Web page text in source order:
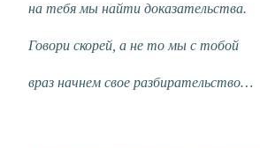
на тебя мы найти доказательства.
Говори скорей, а не то мы с тобой
враз начнем свое разбирательство…